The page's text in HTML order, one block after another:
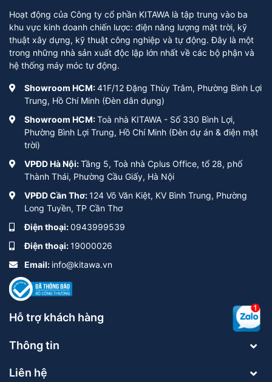
Hoạt động của Công ty cổ phần KITAWA là tập trung vào ba
khu vực kinh doanh chiến lược: điện năng lượng mặt trời, kỹ
thuật xây dựng, kỹ thuật công nghiệp và tự động. Đây là một
trong những nhà sản xuất độc lập lớn nhất về các bộ phận và
hệ thống máy móc tự động.
Showroom HCM:41F/12 Đặng Thùy Trâm, Phường Bình Lợi
Trung, Hồ Chí Minh (Đèn dân dụng)
Showroom HCM:Toà nhà KITAWA - Số 330 Bình Lợi,
Phường Bình Lợi Trung, Hồ Chí Minh (Đèn dự án & điện mặt
trời)
VPĐD Hà Nội:Tầng 5, Toà nhà Cplus Office, tổ 28, phố
Thành Thái, Phường Cầu Giấy, Hà Nội
VPĐD Cần Thơ:124 Võ Văn Kiệt, KV Bình Trung, Phường
Long Tuyền, TP Cần Thơ
Điện thoại:0943999539
Điện thoại:19000026
Email: info@kitawa.vn
Hỗ trợ khách hàng
Thông tin
Liên hệ